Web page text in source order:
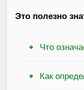
Это полезно
Что
Как